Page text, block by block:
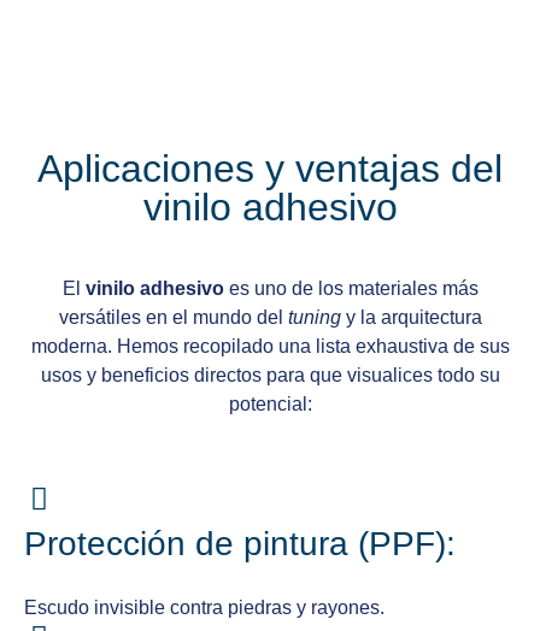
Aplicaciones y ventajas del
vinilo adhesivo
El vinilo adhesivoes uno de los materiales más
versátiles en el mundo del tuningy la arquitectura
moderna. Hemos recopilado una lista exhaustiva de sus
usos y beneficios directos para que visualices todo su
potencial:
Protección de pintura (PPF):
Escudo invisible contra piedras y rayones.